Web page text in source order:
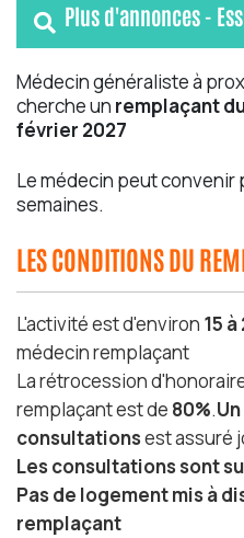
Plus d'annonces -
Médecin généraliste à
cherche un remplaçant
février 2027
Le médecin peut convenir
semaines.
LES CONDITIONS DU
L'activité est d'environ 15
médecin remplaçant
La rétrocession
remplaçant est de 80%.
consultationsest assuré
Les consultations sont
Pas de logement mis à
remplaçant